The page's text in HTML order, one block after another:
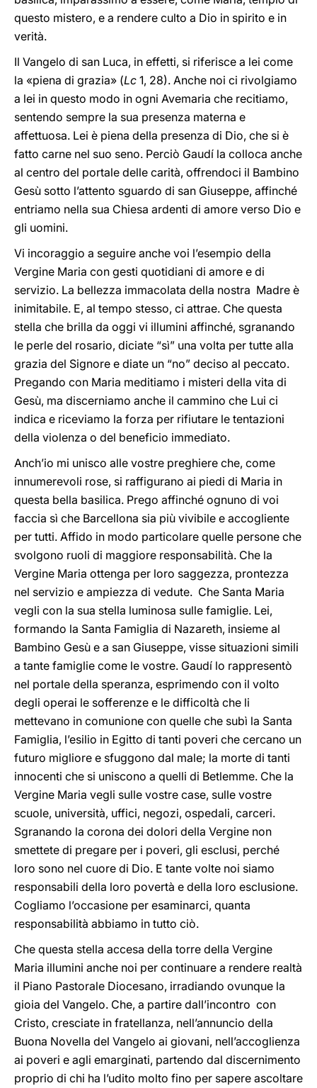
questo mistero, e a rendere culto a Dio in spirito e in
verità.
Il Vangelo di san Luca, in effetti, si riferisce a lei come
la «piena di grazia» (Lc 1, 28). Anche noi ci rivolgiamo
a lei in questo modo in ogni Avemaria che recitiamo,
sentendo sempre la sua presenza materna e
affettuosa. Lei è piena della presenza di Dio, che si è
fatto carne nel suo seno. Perciò Gaudí la colloca anche
al centro del portale delle carità, offrendoci il Bambino
Gesù sotto l’attento sguardo di san Giuseppe, affinché
entriamo nella sua Chiesa ardenti di amore verso Dio e
gli uomini.
Vi incoraggio a seguire anche voi l’esempio della
Vergine Maria con gesti quotidiani di amore e di
servizio. La bellezza immacolata della nostra Madre è
inimitabile. E, al tempo stesso, ci attrae. Che questa
stella che brilla da oggi vi illumini affinché, sgranando
le perle del rosario, diciate “sì” una volta per tutte alla
grazia del Signore e diate un “no” deciso al peccato.
Pregando con Maria meditiamo i misteri della vita di
Gesù, ma discerniamo anche il cammino che Lui ci
indica e riceviamo la forza per rifiutare le tentazioni
della violenza o del beneficio immediato.
Anch’io mi unisco alle vostre preghiere che, come
innumerevoli rose, si raffigurano ai piedi di Maria in
questa bella basilica. Prego affinché ognuno di voi
faccia sì che Barcellona sia più vivibile e accogliente
per tutti. Affido in modo particolare quelle persone che
svolgono ruoli di maggiore responsabilità. Che la
Vergine Maria ottenga per loro saggezza, prontezza
nel servizio e ampiezza di vedute. Che Santa Maria
vegli con la sua stella luminosa sulle famiglie. Lei,
formando la Santa Famiglia di Nazareth, insieme al
Bambino Gesù e a san Giuseppe, visse situazioni simili
a tante famiglie come le vostre. Gaudí lo rappresentò
nel portale della speranza, esprimendo con il volto
degli operai le sofferenze e le difficoltà che li
mettevano in comunione con quelle che subì la Santa
Famiglia, l’esilio in Egitto di tanti poveri che cercano un
futuro migliore e sfuggono dal male; la morte di tanti
innocenti che si uniscono a quelli di Betlemme. Che la
Vergine Maria vegli sulle vostre case, sulle vostre
scuole, università, uffici, negozi, ospedali, carceri.
Sgranando la corona dei dolori della Vergine non
smettete di pregare per i poveri, gli esclusi, perché
loro sono nel cuore di Dio. E tante volte noi siamo
responsabili della loro povertà e della loro esclusione.
Cogliamo l’occasione per esaminarci, quanta
responsabilità abbiamo in tutto ciò.
Che questa stella accesa della torre della Vergine
Maria illumini anche noi per continuare a rendere realtà
il Piano Pastorale Diocesano, irradiando ovunque la
gioia del Vangelo. Che, a partire dall’incontro con
Cristo, cresciate in fratellanza, nell’annuncio della
Buona Novella del Vangelo ai giovani, nell’accoglienza
ai poveri e agli emarginati, partendo dal discernimento
proprio di chi ha l’udito molto fino per sapere ascoltare